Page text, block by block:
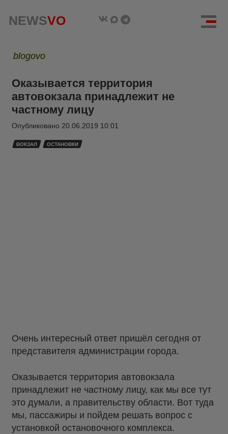
NEWSVO
blogovo
Оказывается территория
автовокзала принадлежит не
частному лицу
Опубликовано 20.06.2019 10:01
ВОКЗАЛ ОСТАНОВКИ
Очень интересный ответ пришёл сегодня от
представителя администрации города.
Оказывается территория автовокзала
принадлежит не частному лицу, как мы все тут
это думали, а правительству области. Вот туда
мы, пассажиры и пойдем решать вопрос с
установкой остановочного комплекса.